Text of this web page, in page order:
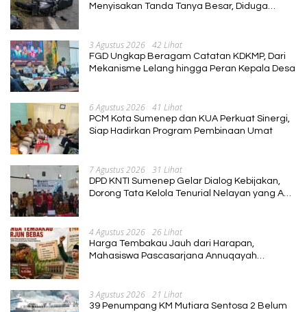
Menyisakan Tanda Tanya Besar, Diduga
3 Agustus 2026 42 Lihat
FGD Ungkap Beragam Catatan KDKMP, Dari
Mekanisme Lelang hingga Peran Kepala Desa
6 Agustus 2026 41 Lihat
PCM Kota Sumenep dan KUA Perkuat Sinergi,
Siap Hadirkan Program Pembinaan Umat
7 Agustus 2026 31 Lihat
DPD KNTI Sumenep Gelar Dialog Kebijakan,
Dorong Tata Kelola Tenurial Nelayan yang Adil
4 Agustus 2026 26 Lihat
Harga Tembakau Jauh dari Harapan,
Mahasiswa Pascasarjana Annuqayah
3 Agustus 2026 21 Lihat
39 Penumpang KM Mutiara Sentosa 2 Belum